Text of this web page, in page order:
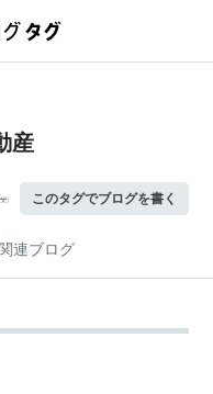
産
このタグでブログを書く
連ブログ